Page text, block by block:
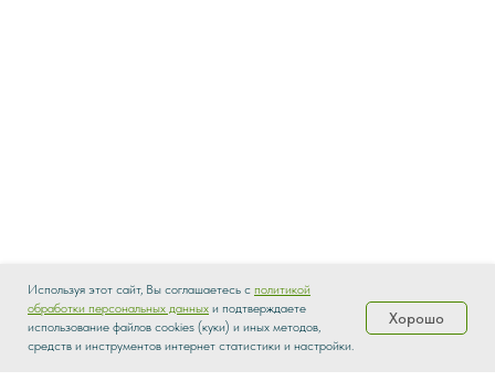
Каталог Распродажа Доставка
Используя этот сайт, Вы соглашаетесь с политикой
обработки персональных данных и подтверждаете
использование файлов cookies (куки) и иных методов,
средств и инструментов интернет статистики и настройки.
Хорошо